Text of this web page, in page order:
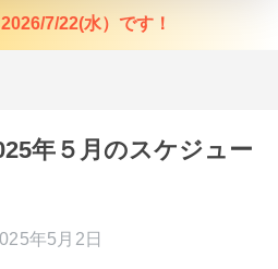
7/22(水）です！
年５月のスケジュー
年5月2日